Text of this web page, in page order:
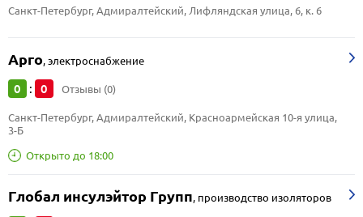
Санкт-Петербург, Адмиралтейский, Лифляндская улица, 6, к. 6
Арго,электроснабжение
0 : 0 Отзывы (0)
Открыто до 18:00
Санкт-Петербург, Адмиралтейский, Красноармейская 10-я улица,
3-Б
Глобал инсулэйтор Групп, производство изоляторов